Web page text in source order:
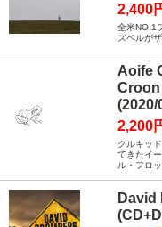
2,400
全米NO.1
ズベルが
Aoife
Croon
(2020/
2,200
クルキッ
てきたイ
ル・フロ
David